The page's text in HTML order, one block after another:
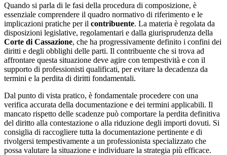
Quando si parla di le fasi della procedura di composizione, è
essenziale comprendere il quadro normativo di riferimento e le
implicazioni pratiche per il contribuente. La materia è regolata da
disposizioni legislative, regolamentari e dalla giurisprudenza della
Corte di Cassazione, che ha progressivamente definito i confini dei
diritti e degli obblighi delle parti. Il contribuente che si trova ad
affrontare questa situazione deve agire con tempestività e con il
supporto di professionisti qualificati, per evitare la decadenza da
termini e la perdita di diritti fondamentali.
Dal punto di vista pratico, è fondamentale procedere con una
verifica accurata della documentazione e dei termini applicabili. Il
mancato rispetto delle scadenze può comportare la perdita definitiva
del diritto alla contestazione o alla riduzione degli importi dovuti. Si
consiglia di raccogliere tutta la documentazione pertinente e di
rivolgersi tempestivamente a un professionista specializzato che
possa valutare la situazione e individuare la strategia più efficace.